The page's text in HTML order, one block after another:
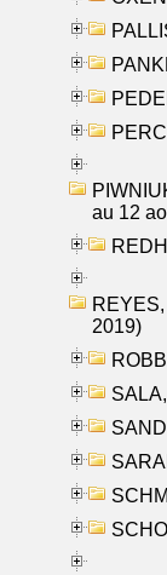
au 12
2019)